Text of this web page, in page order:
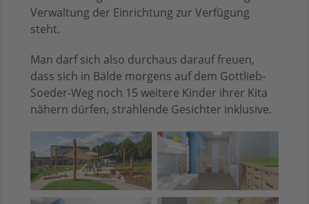
Verwaltung der Einrichtung zur Verfügung
steht.
Man darf sich also durchaus darauf freuen,
dass sich in Bälde morgens auf dem Gottlieb-
Soeder-Weg noch 15 weitere Kinder ihrer Kita
nähern dürfen, strahlende Gesichter inklusive.